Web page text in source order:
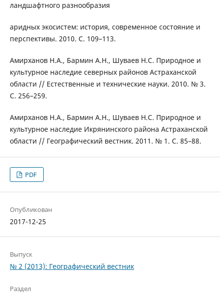
ландшафтного разнообразия
аридных экосистем: история, современное состояние и
перспективы. 2010. С. 109–113.
Амирханов Н.А., Бармин А.Н., Шуваев Н.С. Природное и
культурное наследие северных районов Астраханской
области // Естественные и технические науки. 2010. № 3.
С. 256–259.
Амирханов Н.А., Бармин А.Н., Шуваев Н.С. Природное и
культурное наследие Икрянинского района Астраханской
области // Географический вестник. 2011. № 1. С. 85–88.
PDF
Опубликован
2017-12-25
Выпуск
№ 2 (2013): Географический вестник
Раздел